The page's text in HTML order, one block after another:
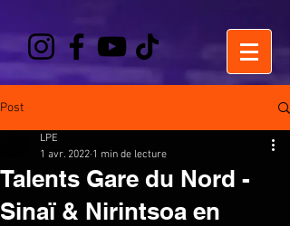
Post
Talents Gare du Nord -
Sinaï & Nirintsoa en
LPE
1 avr. 2022 1 min de lecture